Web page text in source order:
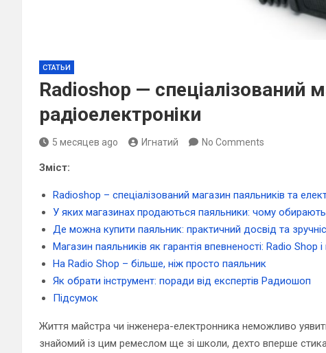
СТАТЬИ
Radioshop — спеціалізований
радіоелектроніки
5 месяцев ago Игнатий No Comments
Зміст:
Radioshop – спеціалізований магазин паяльників та
У яких магазинах продаються паяльники: чому
Де можна купити паяльник: практичний досвід та
Магазин паяльників як гарантія впевненості: Radio Shop
На Radio Shop – більше, ніж просто паяльник
Як обрати інструмент: поради від експертів Радиошоп
Підсумок
Життя майстра чи інженера-електронника неможливо
знайомий із цим ремеслом ще зі школи, дехто вперше